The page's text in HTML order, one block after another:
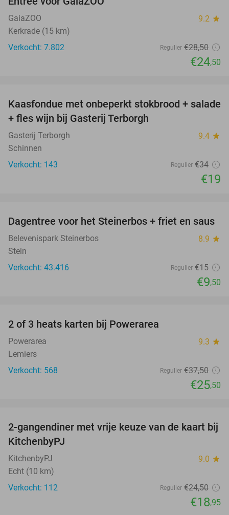
GaiaZOO 9.2 star
Kerkrade (15 km)
Verkocht: 7.802
Regulier €28,50
€24,50
44%
Kaasfondue met onbeperkt stokbrood + salade
+ fles wijn bij Gasterij Terborgh
Gasterij Terborgh 9.4 star
Schinnen
Verkocht: 143
Regulier €34
€19
37%
Dagentree voor het Steinerbos + friet en saus
Belevenispark Steinerbos 8.9 star
Stein
Verkocht: 43.416
Regulier €15
€9,50
2 of 3 heats karten bij Powerarea
Powerarea 9.3 star
Lemiers
Verkocht: 568
Regulier €37,50
€25,50
23%
2-gangendiner met vrije keuze van de kaart bij
KitchenbyPJ
KitchenbyPJ 9.0 star
Echt (10 km)
Verkocht: 112
Regulier €24,50
€18,95